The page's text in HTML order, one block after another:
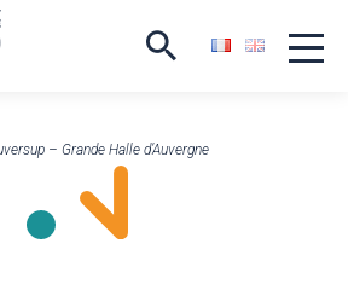
– Grande Halle d’Auvergne